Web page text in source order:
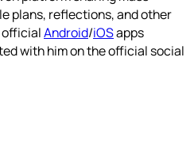
plans, reflections, and other
officialAndroid/iOSapps
with him on the official social